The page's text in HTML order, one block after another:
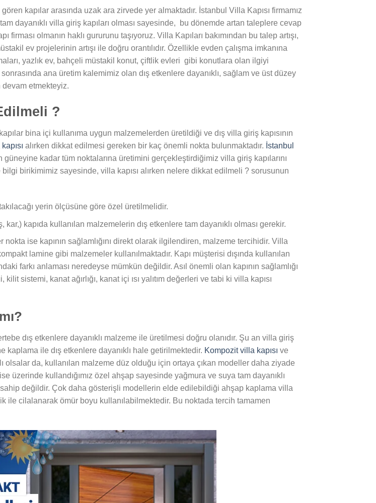
kapılar arasında uzak ara zirvede yer almaktadır. İstanbul Villa Kapısı firmamız
dayanıklı villa giriş kapıları olması sayesinde, bu dönemde artan taleplere cevap
olmanın haklı gururunu taşıyoruz. Villa Kapıları bakımından bu talep artışı,
ev projelerinin artışı ile doğru orantılıdır. Özellikle evden çalışma imkanına
yazlık ev, bahçeli müstakil konut, çiftlik evleri gibi konutlara olan ilgiyi
ana üretim kalemimiz olan dış etkenlere dayanıklı, sağlam ve üst düzey
devam etmekteyiz.
?
bina içi kullanıma uygun malzemelerden üretildiği ve dış villa giriş kapısının
alırken dikkat edilmesi gereken bir kaç önemli nokta bulunmaktadır. İstanbul
kadar tüm noktalarına üretimini gerçekleştirdiğimiz villa giriş kapılarını
birikimimiz sayesinde, villa kapısı alırken nelere dikkat edilmeli ? sorusunun
yerin ölçüsüne göre özel üretilmelidir.
kapıda kullanılan malzemelerin dış etkenlere tam dayanıklı olması gerekir.
ise kapının sağlamlığını direkt olarak ilgilendiren, malzeme tercihidir. Villa
lamine gibi malzemeler kullanılmaktadır. Kapı müşterisi dışında kullanılan
farkı anlaması neredeyse mümkün değildir. Asıl önemli olan kapının sağlamlığı
sistemi, kanat ağırlığı, kanat içi ısı yalıtım değerleri ve tabi ki villa kapısı
dış etkenlere dayanıklı malzeme ile üretilmesi doğru olanıdır. Şu an villa giriş
kaplama ile dış etkenlere dayanıklı hale getirilmektedir. Kompozit villa kapısı ve
olsalar da, kullanılan malzeme düz olduğu için ortaya çıkan modeller daha ziyade
üzerinde kullandığımız özel ahşap sayesinde yağmura ve suya tam dayanıklı
sahip değildir. Çok daha gösterişli modellerin elde edilebildiği ahşap kaplama villa
ile cilalanarak ömür boyu kullanılabilmektedir. Bu noktada tercih tamamen